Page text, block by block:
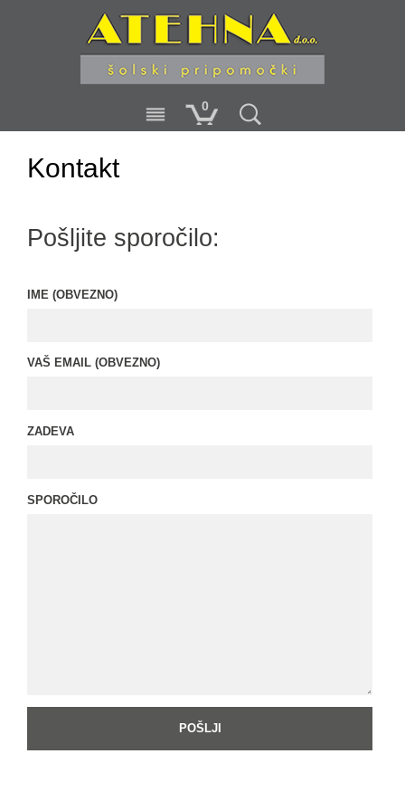
0
Kontakt
Pošljite sporočilo:
IME (OBVEZNO)
VAŠ EMAIL (OBVEZNO)
ZADEVA
SPOROČILO